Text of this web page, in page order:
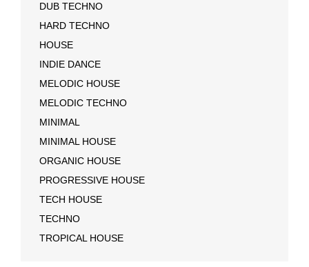
DUB TECHNO
HARD TECHNO
HOUSE
INDIE DANCE
MELODIC HOUSE
MELODIC TECHNO
MINIMAL
MINIMAL HOUSE
ORGANIC HOUSE
PROGRESSIVE HOUSE
TECH HOUSE
TECHNO
TROPICAL HOUSE